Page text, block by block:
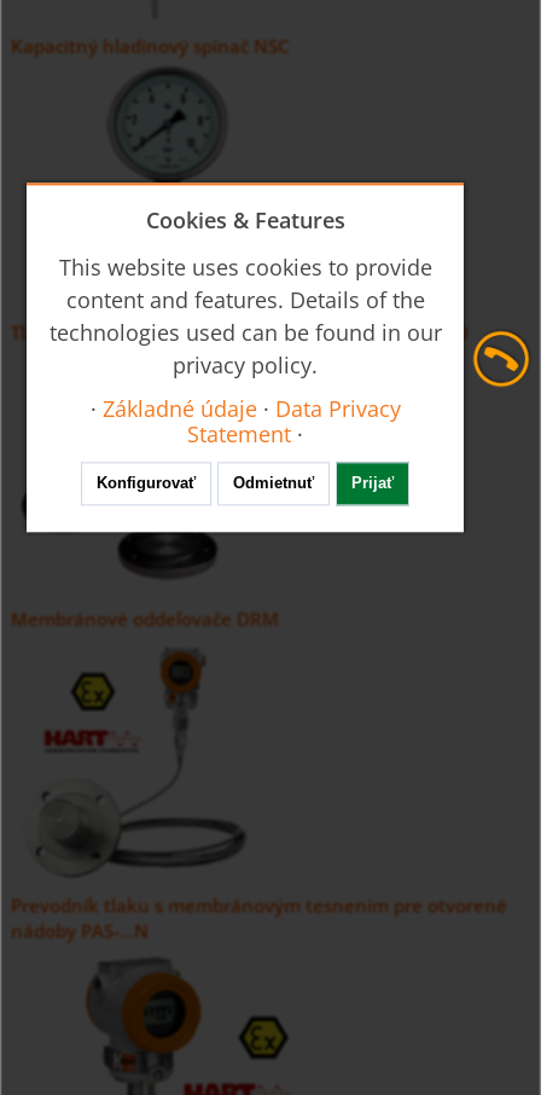
Kapacitný hladinový spínač NSC
Tlakomer s membránovým odděľovačom MAN-RF...D
Membránové oddeľovače DRM
Prevodník tlaku s membránovým tesnením pre otvorené
nádoby PAS-...N
Cookies & Features
This website uses cookies to provide
content and features. Details of the
technologies used can be found in our
privacy policy.
· Základné údaje · Data Privacy
Statement ·
Konfigurovať Odmietnuť Prijať